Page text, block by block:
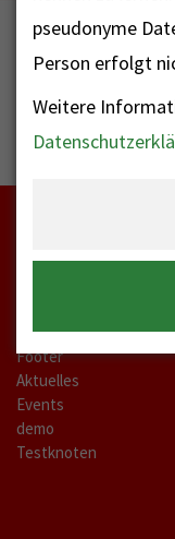
Kontakt Labels
Footer
Aktuelles
Events
demo
Testknoten
pseudonyme
Person erfolgt
Weitere